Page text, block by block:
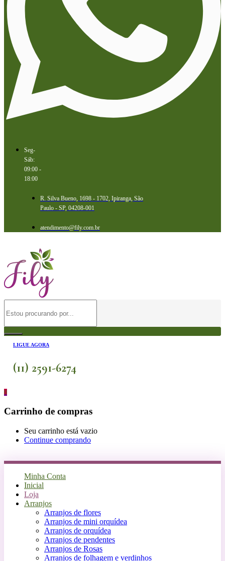
Seg-
Sáb:
09:00 -
18:00
R. Silva Bueno, 1698 - 1702, Ipiranga, São
Paulo - SP, 04208-001
atendimento@fily.com.br
LIGUE AGORA
(11) 2591-6274
0
Carrinho de compras
Seu carrinho está vazio
Continue comprando
Minha Conta
Inicial
Loja
Arranjos
Arranjos de flores
Arranjos de mini orquídea
Arranjos de orquídea
Arranjos de pendentes
Arranjos de Rosas
Arranjos de folhagem e verdinhos